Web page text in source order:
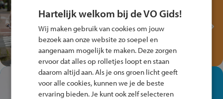
Fiets Veilig
Verkeersspel!
Speel het Fiets Veilig Verkeersspel
en win een Cortina-fiets!
In de winkel ben je op je
plek!
Hartelijk welkom bij de VO Gids!
Wij maken gebruik van cookies om jouw
bezoek aan onze website zo soepel en
aangenaam mogelijk te maken. Deze zorgen
ervoor dat alles op rolletjes loopt en staan
daarom altijd aan. Als je ons groen licht geeft
voor alle cookies, kunnen we je de beste
ervaring bieden. Je kunt ook zelf selecteren